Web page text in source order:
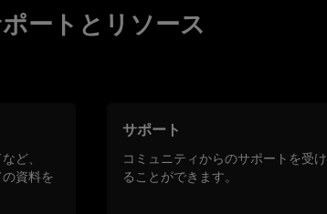
ートとリソース
ど、
資料を
サポート
コミュニティからのサポートを受け
ることができます。